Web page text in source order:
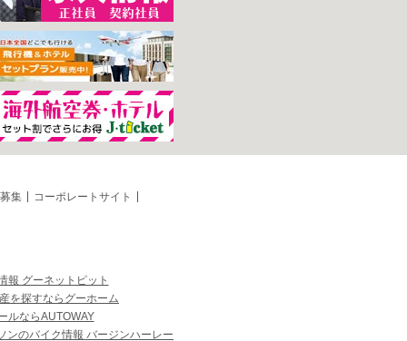
集 コーポレートサイト
報 グーネットピット
を探すならグーホーム
ルならAUTOWAY
ンのバイク情報 バージンハーレー